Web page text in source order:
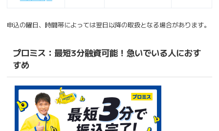
申込の曜日、時間帯によっては翌日以降の取扱となる場合があります。
プロミス：最短3分融資可能！急いでいる人におす
すめ